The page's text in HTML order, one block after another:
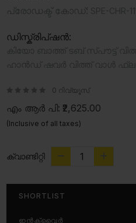
ഡിസ്ക്രിപ്ഷൻ:
0 റിവ്യൂസ്
എം ആർ പി: ₹2,625.00
(Inclusive of all taxes)
ക്വാണ്ടിറ്റി
SHORTLIST
ഇൻക്വൈർ